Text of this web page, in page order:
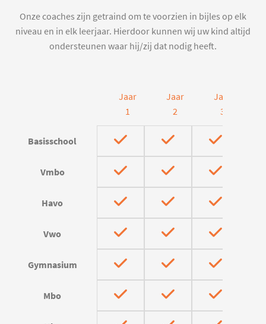
Onze coaches zijn getraind om te voorzien in bijles op elk
niveau en in elk leerjaar. Hierdoor kunnen wij uw kind altijd
ondersteunen waar hij/zij dat nodig heeft.
Jaar
1
Jaar
2
Jaar
3
Basisschool
Vmbo
Havo
Vwo
Gymnasium
Mbo